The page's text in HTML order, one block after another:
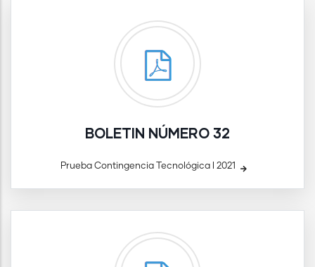
BOLETIN NÚMERO 32
Prueba Contingencia Tecnológica I 2021